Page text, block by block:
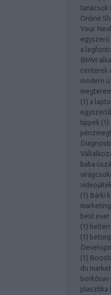
tanácsok
Online
Your
egyszerű
a
BMW
centerek
modern
(1) a
tippek (1)
baba
(1) Bárki
best
(1)
(1)
(1)
du
borkősav
plasztika (